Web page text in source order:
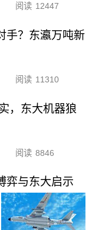
阅读 12447
手？东瀛万吨新
阅读 11310
，东大机器狼
阅读 8846
弈与东大启示